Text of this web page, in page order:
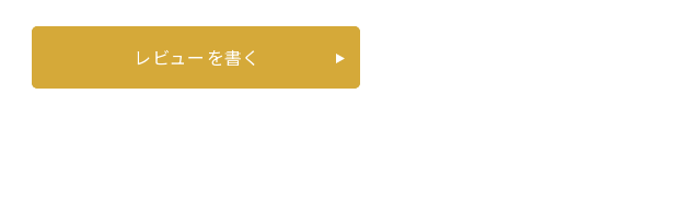
レビューを書く